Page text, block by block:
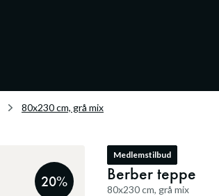
80x230 cm, grå mix
20%
Medlemstilbud
Berber teppe
80x230 cm, grå mix